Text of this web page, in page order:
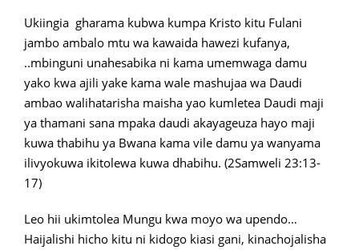
Ukiingia gharama kubwa kumpa Kristo kitu Fulani
jambo ambalo mtu wa kawaida hawezi kufanya,
..mbinguni unahesabika ni kama umemwaga damu
yako kwa ajili yake kama wale mashujaa wa Daudi
ambao walihatarisha maisha yao kumletea Daudi maji
ya thamani sana mpaka daudi akayageuza hayo maji
kuwa thabihu ya Bwana kama vile damu ya wanyama
ilivyokuwa ikitolewa kuwa dhabihu. (2Samweli 23:13-
17)
Leo hii ukimtolea Mungu kwa moyo wa upendo…
Haijalishi hicho kitu ni kidogo kiasi gani, kinachojalisha